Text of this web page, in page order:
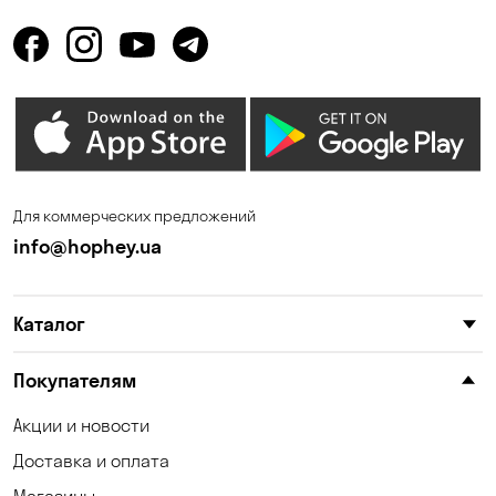
Горишние Плавни
Елизаветовка Зазимье
Калиновка
Киев
Княжичи
Котовка
Для коммерческих предложений
info@hophey.ua
Каталог
Покупателям
Акции и новости
Доставка и оплата